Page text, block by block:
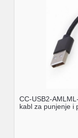
CC-USB2-
kabl za punjenje i